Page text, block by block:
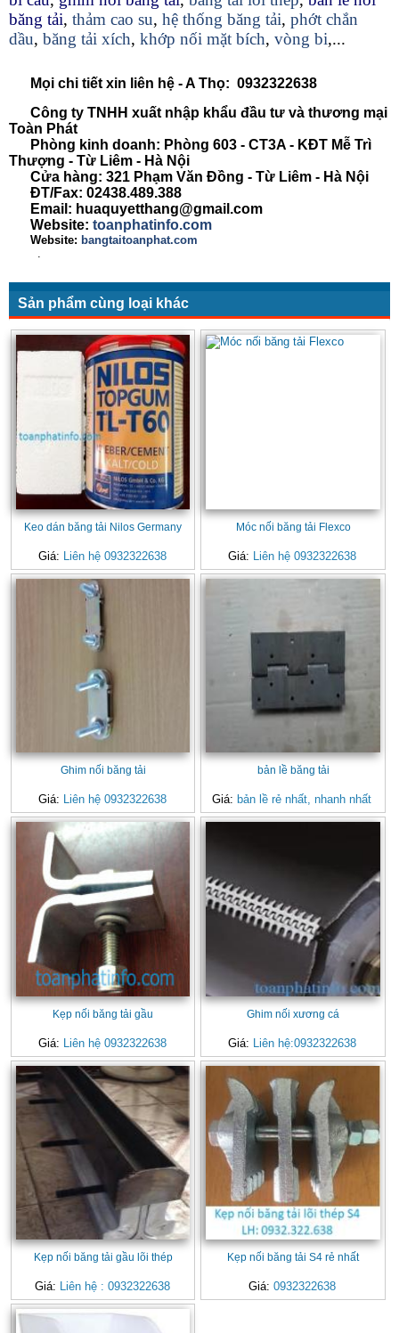
băng tải, thảm cao su, hệ thống băng tải, phớt chắn
dầu, băng tải xích, khớp nối mặt bích, vòng bi,...
Mọi chi tiết xin liên hệ - A Thọ: 0932322638
Công ty TNHH xuất nhập khẩu đầu tư và thương mại
Toàn Phát
Phòng kinh doanh: Phòng 603 - CT3A - KĐT Mễ Trì
Thượng - Từ Liêm - Hà Nội
Cửa hàng: 321 Phạm Văn Đồng - Từ Liêm - Hà Nội
ĐT/Fax: 02438.489.388
Email: huaquyetthang@gmail.com
Website: toanphatinfo.com
Website: bangtaitoanphat.com
.
Sản phẩm cùng loại khác
Keo dán băng tải Nilos Germany
Giá: Liên hệ 0932322638
Móc nối băng tải Flexco
Giá: Liên hệ 0932322638
Ghim nối băng tải
Giá: Liên hệ 0932322638
bản lề băng tải
Giá: bản lề rẻ nhất, nhanh nhất
Kẹp nối băng tải gầu
Giá: Liên hệ 0932322638
Ghim nối xương cá
Giá: Liên hệ:0932322638
Kẹp nối băng tải gầu lõi thép
Giá: Liên hệ : 0932322638
Kẹp nối băng tải S4 rẻ nhất
Giá: 0932322638